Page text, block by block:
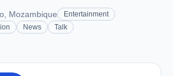
Mozambique
Entertainment
News Talk